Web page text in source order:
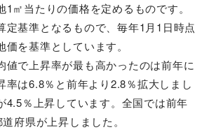
㎡当たりの価格を定めるものです。
定基準となるもので、毎年1月1日時点
を基準としています。
で上昇率が最も高かったのは前年に
率は6.8％と前年より2.8％拡大しまし
4.5％上昇しています。全国では前年
府県が上昇しました。